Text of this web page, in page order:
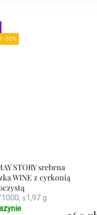
-30%
STORY srebrna
WINE z cyrkonią
≤1,97 g